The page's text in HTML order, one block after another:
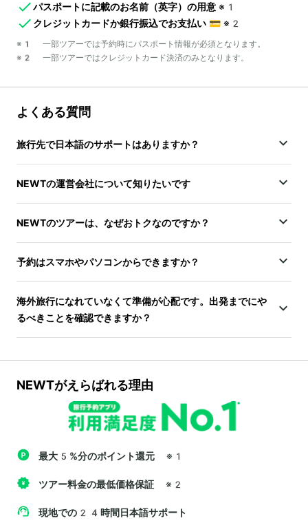
パスポートに記載のお名前（英字）の用意 ※1
クレジットカードか銀行振込でお支払い 💳 ※2
※1 一部ツアーでは予約時にパスポート情報が必須となります。
※2 一部ツアーではクレジットカード決済のみとなります。
よくある質問
旅行先で日本語のサポートはありますか？
NEWTの運営会社について知りたいです
NEWTのツアーは、なぜおトクなのですか？
予約はスマホやパソコンからできますか？
海外旅行になれていなくて準備が心配です。出発までにや
るべきことを確認できますか？
NEWTがえらばれる理由
最大5%分のポイント還元 ※1
ツアー料金の最低価格保証 ※2
現地での24時間日本語サポート